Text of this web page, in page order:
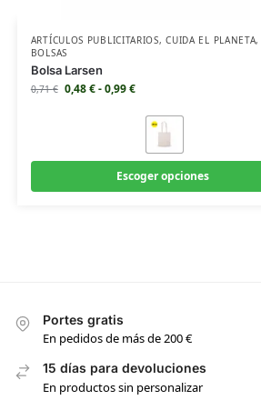
ARTÍCULOS PUBLICITARIOS,CUIDA EL PLANETA,
BOLSAS
Bolsa Larsen
0,71€ 0,48€-0,99€
Escoger opciones
Portes gratis
En pedidos de más de 200 €
15 días para devoluciones
En productos sin personalizar